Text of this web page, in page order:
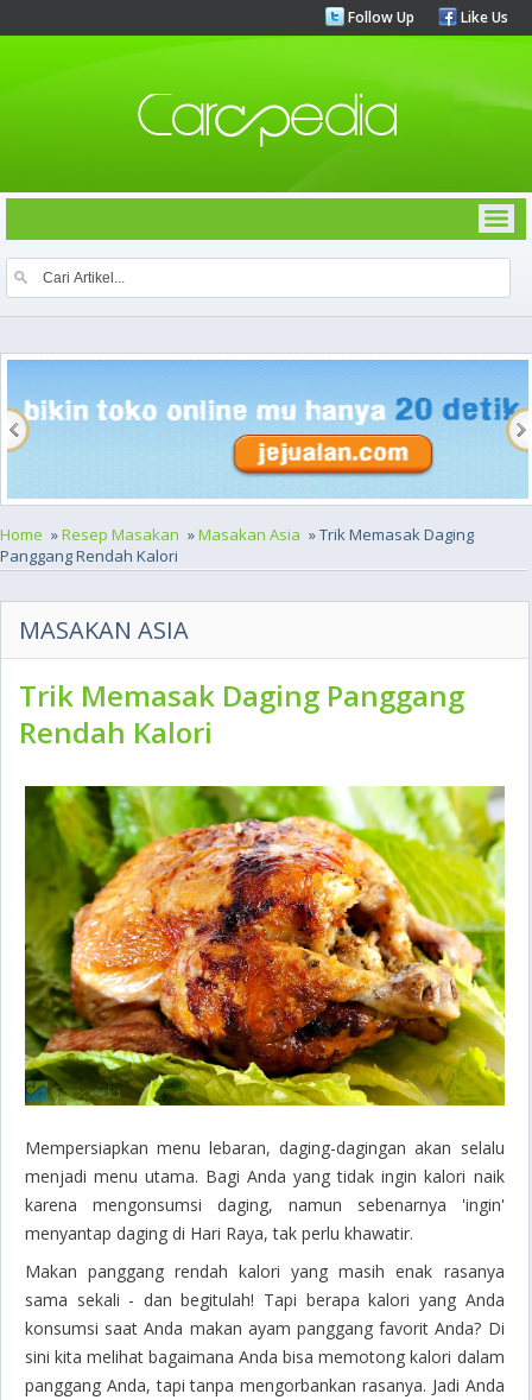
Follow Up Like Us
Home »Resep Masakan »Masakan Asia » Trik Memasak Daging
Panggang Rendah Kalori
MASAKAN ASIA
Trik Memasak Daging Panggang
Rendah Kalori
Mempersiapkan menu lebaran, daging-dagingan akan selalu
menjadi menu utama. Bagi Anda yang tidak ingin kalori naik
karena mengonsumsi daging, namun sebenarnya 'ingin'
menyantap daging di Hari Raya, tak perlu khawatir.
Makan panggang rendah kalori yang masih enak rasanya
sama sekali - dan begitulah! Tapi berapa kalori yang Anda
konsumsi saat Anda makan ayam panggang favorit Anda? Di
sini kita melihat bagaimana Anda bisa memotong kalori dalam
panggang Anda, tapi tanpa mengorbankan rasanya. Jadi Anda